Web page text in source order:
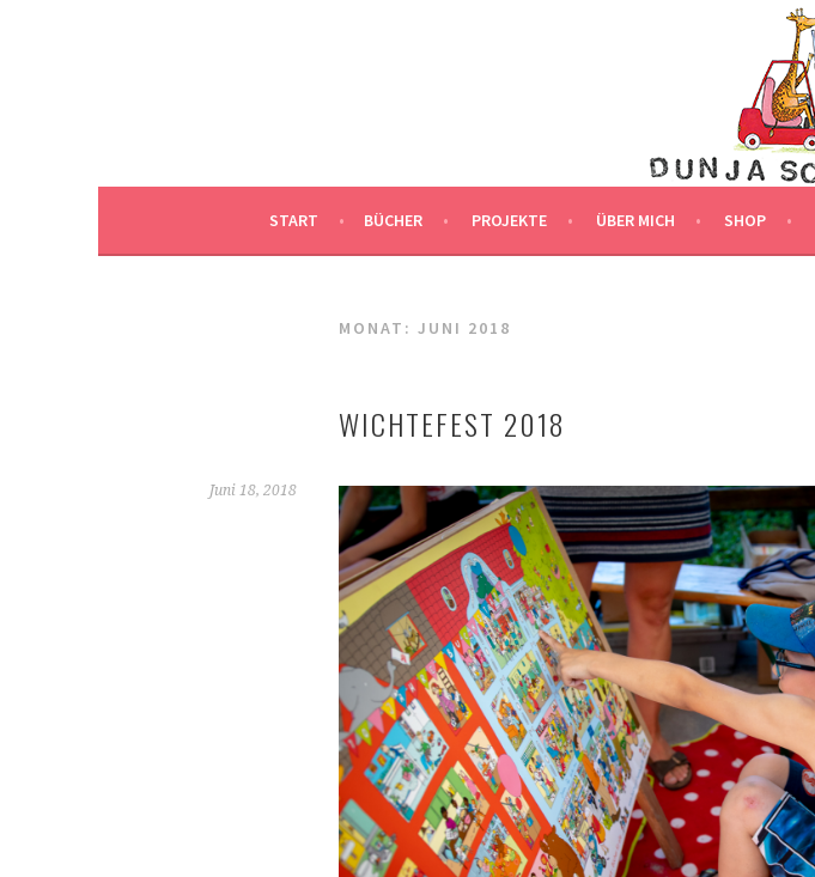
DUNJAS SCHNABEL ILLUSTRATION
START BÜCHER PROJEKTE ÜBER MICH SHOP
MONAT: JUNI 2018
WICHTEFEST 2018
Juni 18, 2018